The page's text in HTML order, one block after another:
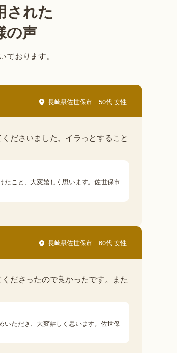
された
の声
ております。
長崎県佐世保市 50代 女性
ださいました。イラっとすること
たこと、大変嬉しく思います。佐世保市
長崎県佐世保市 60代 女性
ださったので良かったです。また
いただき、大変嬉しく思います。佐世保